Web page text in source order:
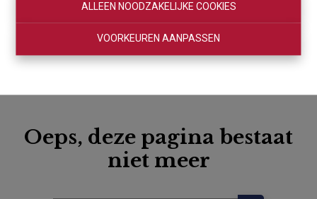
ALLEEN NOODZAKELIJKE COOKIES
VOORKEUREN AANPASSEN
Oeps, deze pagina bestaat
niet meer